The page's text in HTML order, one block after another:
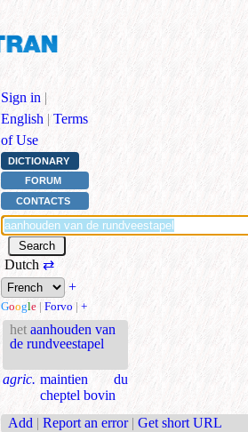
Sign in |
English | Terms
of Use
DICTIONARY
FORUM
CONTACTS
Dutch ⇄
+
Google | Forvo | +
het aanhouden van
de rundveestapel
agric. maintien du
cheptel bovin
Add | Report an error | Get short URL